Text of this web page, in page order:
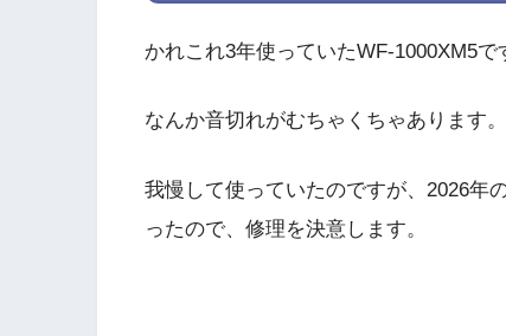
かれこれ3年使っていたWF-1000XM5
なんか音切れがむちゃくちゃあります。
我慢して使っていたのですが、2026年
ったので、修理を決意します。